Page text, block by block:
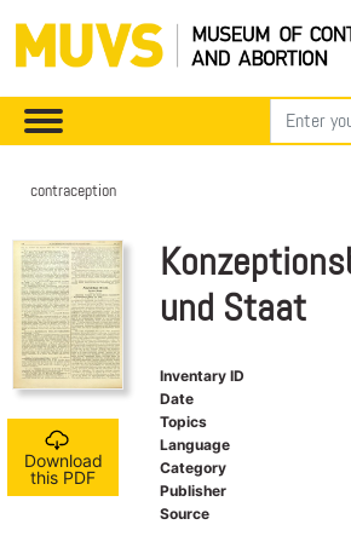
contraception
Download
this PDF
und Staat
Inventary ID
Date
Topics
Language
Category
Publisher
Source